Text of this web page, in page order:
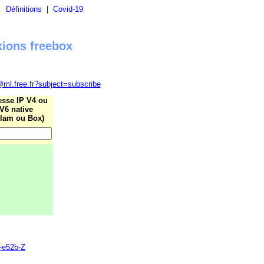
Définitions Covid-19
freebox
IP V4 ou
V6 native
ou Box)
Z